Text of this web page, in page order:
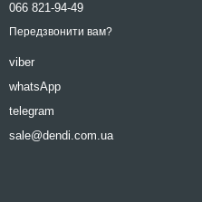
066 821-94-49
Передзвонити вам?
viber
whatsApp
telegram
sale@dendi.com.ua